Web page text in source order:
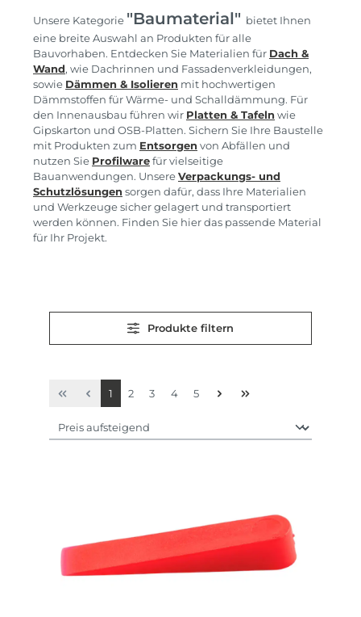
Unsere Kategorie "Baumaterial" bietet Ihnen
eine breite Auswahl an Produkten für alle
Bauvorhaben. Entdecken Sie Materialien für Dach &
Wand, wie Dachrinnen und Fassadenverkleidungen,
sowie Dämmen & Isolieren mit hochwertigen
Dämmstoffen für Wärme- und Schalldämmung. Für
den Innenausbau führen wir Platten & Tafeln wie
Gipskarton und OSB-Platten. Sichern Sie Ihre Baustelle
mit Produkten zum Entsorgen von Abfällen und
nutzen Sie Profilware für vielseitige
Bauanwendungen. Unsere Verpackungs- und
Schutzlösungen sorgen dafür, dass Ihre Materialien
und Werkzeuge sicher gelagert und transportiert
werden können. Finden Sie hier das passende Material
für Ihr Projekt.
Produkte filtern
Seite
1 Seite
2 Seite
3 Seite
4 Seite
5